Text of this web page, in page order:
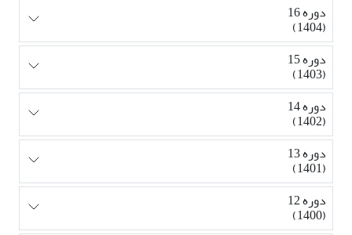
دوره 16
(1404)
دوره 15
(1403)
دوره 14
(1402)
دوره 13
(1401)
دوره 12
(1400)